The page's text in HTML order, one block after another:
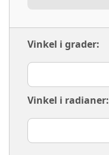
Vinkel i grader:
Vinkel i radianer: